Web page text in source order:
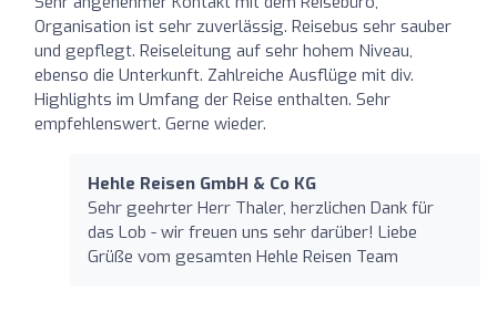
Organisation ist sehr zuverlässig. Reisebus sehr sauber
und gepflegt. Reiseleitung auf sehr hohem Niveau,
ebenso die Unterkunft. Zahlreiche Ausflüge mit div.
Highlights im Umfang der Reise enthalten. Sehr
empfehlenswert. Gerne wieder.
Hehle Reisen GmbH & Co KG
Sehr geehrter Herr Thaler, herzlichen Dank für
das Lob - wir freuen uns sehr darüber! Liebe
Grüße vom gesamten Hehle Reisen Team